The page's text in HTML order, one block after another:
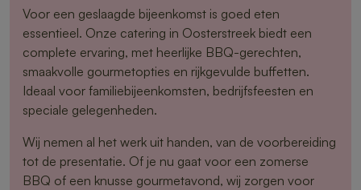
Voor een geslaagde bijeenkomst is goed eten
essentieel. Onze catering in Oosterstreek biedt een
complete ervaring, met heerlijke BBQ-gerechten,
smaakvolle gourmetopties en rijkgevulde buffetten.
Ideaal voor familiebijeenkomsten, bedrijfsfeesten en
speciale gelegenheden.
Wij nemen al het werk uit handen, van de voorbereiding
tot de presentatie. Of je nu gaat voor een zomerse
BBQ of een knusse gourmetavond, wij zorgen voor